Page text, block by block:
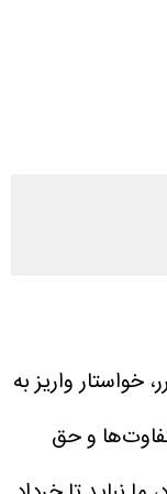
واریز به
و حق